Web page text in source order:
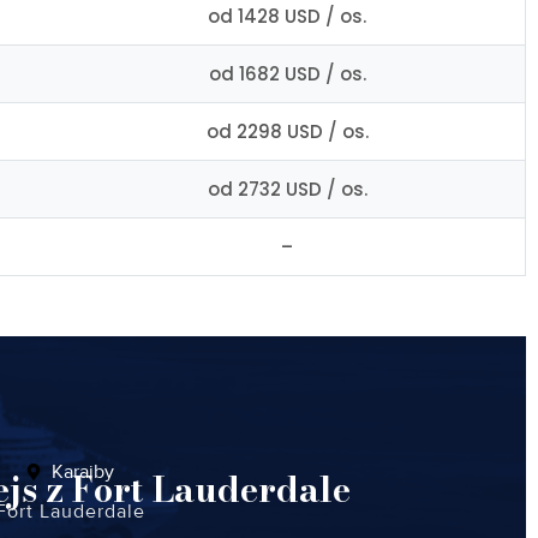
od 1428 USD / os.
od 1682 USD / os.
od 2298 USD / os.
od 2732 USD / os.
–
Karaiby
z Fort Lauderdale
Lauderdale